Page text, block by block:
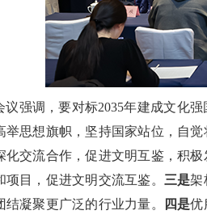
议强调，要对标2035年建成文化
举思想旗帜，坚持国家站位，自
化交流合作，促进文明互鉴，积
项目，促进文明交流互鉴。 三是架
结凝聚更广泛的行业力量。
四是优